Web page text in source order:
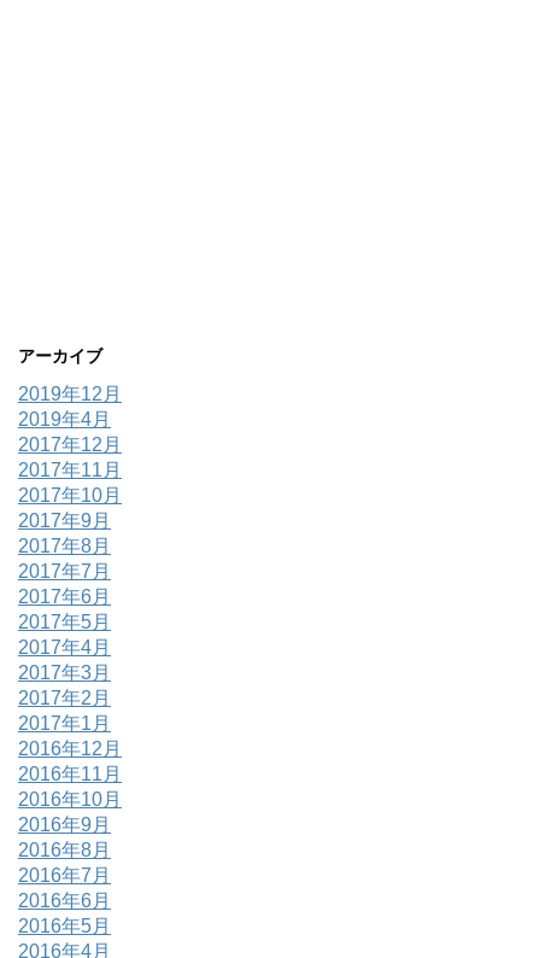
アーカイブ
2019年12月
2019年4月
2017年12月
2017年11月
2017年10月
2017年9月
2017年8月
2017年7月
2017年6月
2017年5月
2017年4月
2017年3月
2017年2月
2017年1月
2016年12月
2016年11月
2016年10月
2016年9月
2016年8月
2016年7月
2016年6月
2016年5月
2016年4月